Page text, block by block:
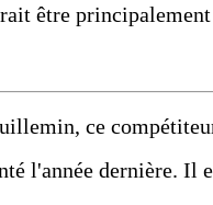
être
ce
l'année dernière. Il